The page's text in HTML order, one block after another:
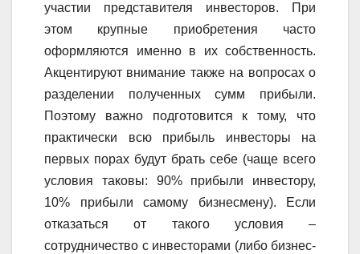
участии представителя инвесторов. При
этом крупные приобретения часто
оформляются именно в их собственность.
Акцентируют внимание также на вопросах о
разделении полученных сумм прибыли.
Поэтому важно подготовится к тому, что
практически всю прибыль инвесторы на
первых порах будут брать себе (чаще всего
условия таковы: 90% прибыли инвестору,
10% прибыли самому бизнесмену). Если
отказаться от такого условия –
сотрудничество с инвесторами (либо бизнес-